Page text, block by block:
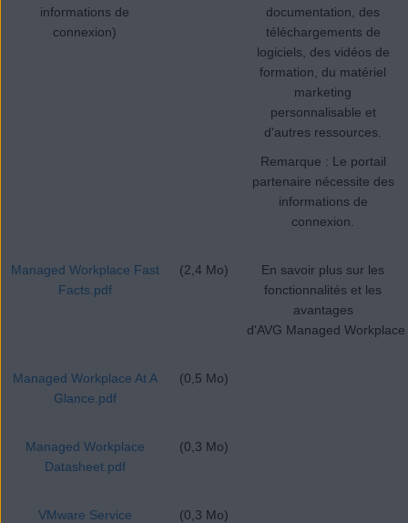
informations de
connexion)
documentation, des
téléchargements de
logiciels, des vidéos de
formation, du matériel
marketing
personnalisable et
d'autres ressources.
Remarque : Le portail
partenaire nécessite des
informations de
connexion.
Managed Workplace Fast
Facts.pdf
(2,4 Mo)
En savoir plus sur les
fonctionnalités et les
avantages
d'AVG Managed Workplace
Managed Workplace At A
Glance.pdf
(0,5 Mo)
Managed Workplace
Datasheet.pdf
(0,3 Mo)
VMware Service
(0,3 Mo)